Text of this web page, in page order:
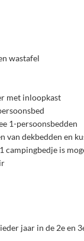
wastafel
met inloopkast
1-persoonsbedden
van dekbedden en
campingbedje is
jaar in de 2e en